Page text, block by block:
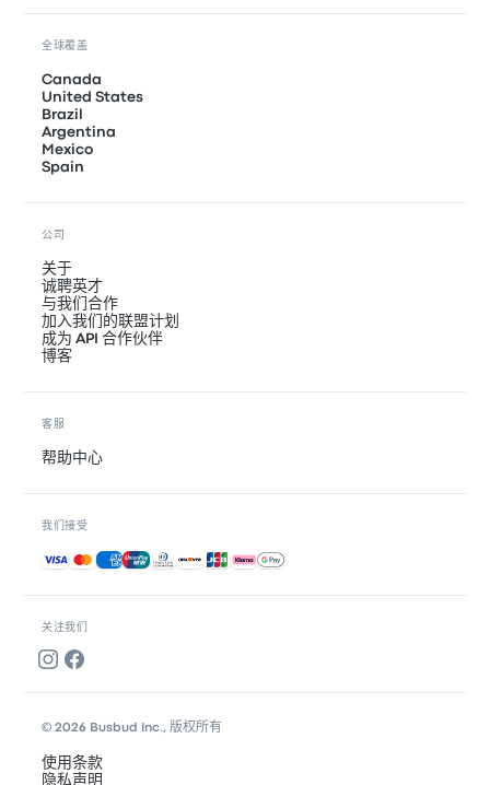
关注我们
全球覆盖
Canada
United States
Brazil
Argentina
Mexico
Spain
公司
关于
诚聘英才
与我们合作
加入我们的联盟计划
成为 API 合作伙伴
博客
客服
帮助中心
我们接受
接受的付款方式
© 2026 Busbud Inc., 版权所有
使用条款
隐私声明